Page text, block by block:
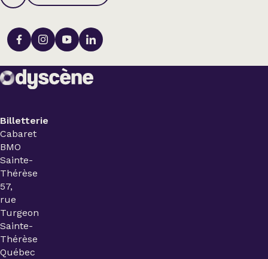
Billetterie
Cabaret
BMO
Sainte-
Thérèse
57,
rue
Turgeon
Sainte-
Thérèse
Québec